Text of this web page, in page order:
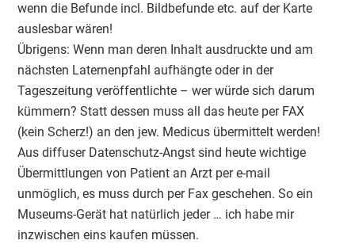
wenn die Befunde incl. Bildbefunde etc. auf der Karte
auslesbar wären!
Übrigens: Wenn man deren Inhalt ausdruckte und am
nächsten Laternenpfahl aufhängte oder in der
Tageszeitung veröffentlichte – wer würde sich darum
kümmern? Statt dessen muss all das heute per FAX
(kein Scherz!) an den jew. Medicus übermittelt werden!
Aus diffuser Datenschutz-Angst sind heute wichtige
Übermittlungen von Patient an Arzt per e-mail
unmöglich, es muss durch per Fax geschehen. So ein
Museums-Gerät hat natürlich jeder … ich habe mir
inzwischen eins kaufen müssen.